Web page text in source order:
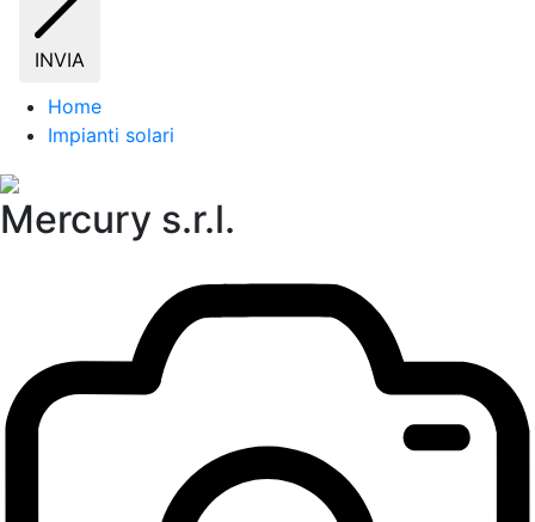
INVIA
Home
Impianti solari
Mercury s.r.l.